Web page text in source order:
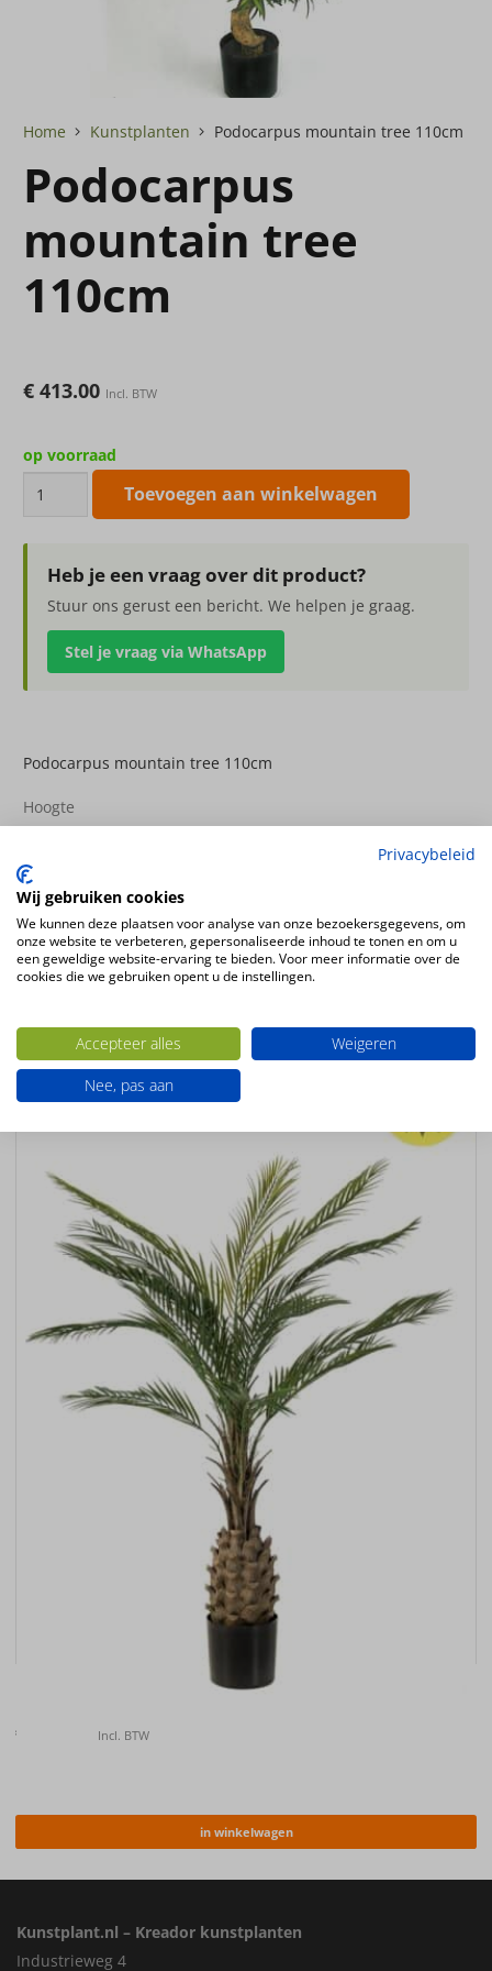
Home Kunstplanten Podocarpus mountain tree 110cm
Podocarpus
mountain tree
110cm
€ 413.00 Incl. BTW
op voorraad
mountain
tree
110cm
aantal
Toevoegen aan winkelwagen
Heb je een vraag over dit product?
Stuur ons gerust een bericht. We helpen je graag.
Stel je vraag via WhatsApp
Podocarpus mountain tree 110cm
Hoogte
Productsoort
kunstplanten
Productconfiguratie
Staande kunstplant in plastic pot
Ook interessant
Kunstplant Palm UV 150cm
€ Incl. BTW
in winkelwagen
BESTENDIG
Kunstplant.nl – Kreador kunstplanten
Industrieweg 4
Privacybeleid
Wij gebruiken cookies
We kunnen deze plaatsen voor analyse van onze bezoekersgegevens, om
onze website te verbeteren, gepersonaliseerde inhoud te tonen en om u
een geweldige website-ervaring te bieden. Voor meer informatie over de
cookies die we gebruiken opent u de instellingen.
Accepteer alles
Weigeren
Nee, pas aan